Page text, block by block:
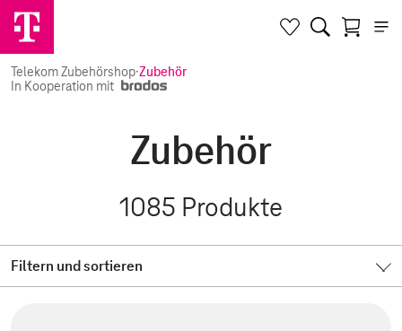
Telekom Zubehörshop·Zubehör
In Kooperation mit
Zubehör
1085 Produkte
Filtern und sortieren